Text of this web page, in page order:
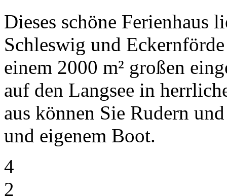
Dieses schöne Ferienhaus
Schleswig und
einem 2000 m² großen
auf den Langsee in
aus können Sie Rudern
und eigenem Boot.
4
2